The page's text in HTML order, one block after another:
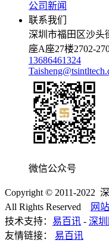
公司新闻
联系我们
深圳市福田区沙头
座A座27楼2702-
13686461324
微信公众号
Copyright © 2011-2022
All Rights Reserved
网
技术支持： 易百讯 - 深
友情链接：
易百讯